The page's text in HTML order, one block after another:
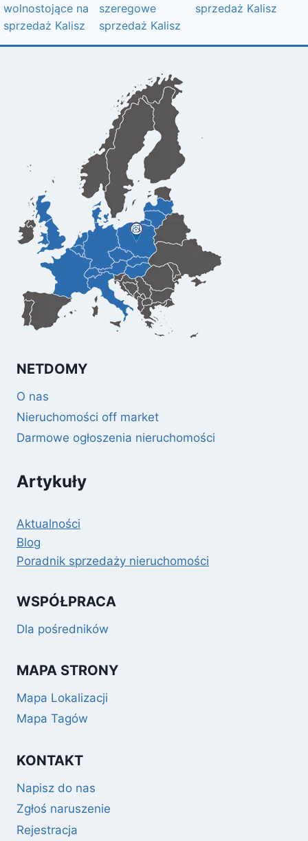
wolnostojące na
sprzedaż Kalisz
szeregowe
sprzedaż Kalisz
sprzedaż Kalisz
NETDOMY
O nas
Nieruchomości off market
Darmowe ogłoszenia nieruchomości
Artykuły
Aktualności
Blog
Poradnik sprzedaży nieruchomości
WSPÓŁPRACA
Dla pośredników
MAPA STRONY
Mapa Lokalizacji
Mapa Tagów
KONTAKT
Napisz do nas
Zgłoś naruszenie
Rejestracja